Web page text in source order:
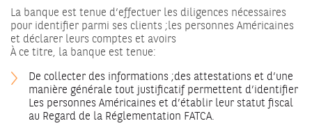
La banque est tenue d’effectuer les diligences nécessaires
pour identifier parmi ses clients ;les personnes Américaines
et déclarer leurs comptes et avoirs
À ce titre, la banque est tenue:
De collecter des informations ;des attestations et d’une
manière générale tout justificatif permettent d’identifier
Les personnes Américaines et d’établir leur statut fiscal
au Regard de la Réglementation FATCA.